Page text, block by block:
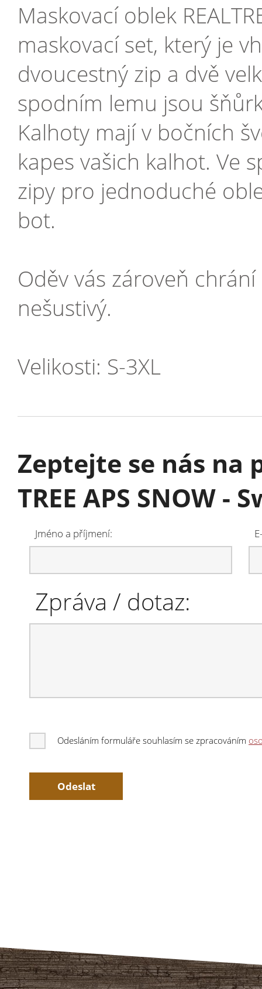
Maskovací oblek
maskovací set, který je
dvoucestný zip a dvě
spodním lemu jsou
Kalhoty mají v bočních
kapes vašich kalhot. Ve
zipy pro jednoduché
bot.
Oděv vás zároveň
nešustivý.
Velikosti: S-3XL
Zeptejte se nás na
TREE APS SNOW -
Jméno a příjmení:
Zpráva / dotaz:
Odesláním formuláře souhlasím se zpracováním